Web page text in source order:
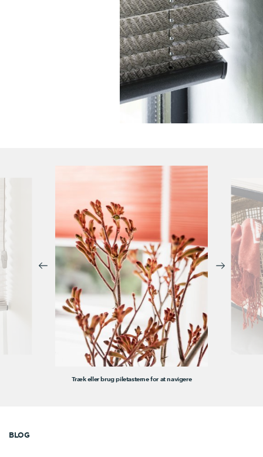
Træk eller brug piletasterne for at navigere
BLOG